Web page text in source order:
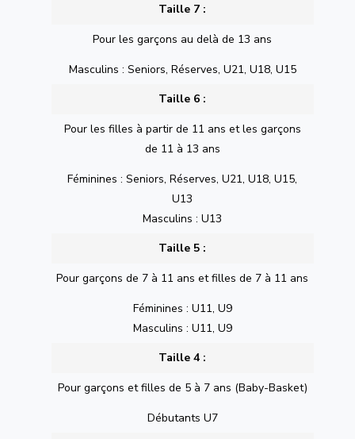
Taille 7 :
Pour les garçons au delà de 13 ans
Masculins : Seniors, Réserves, U21, U18, U15
Taille 6 :
Pour les filles à partir de 11 ans et les garçons
de 11 à 13 ans
Féminines : Seniors, Réserves, U21, U18, U15,
U13
Masculins : U13
Taille 5 :
Pour garçons de 7 à 11 ans et filles de 7 à 11 ans
Féminines : U11, U9
Masculins : U11, U9
Taille 4 :
Pour garçons et filles de 5 à 7 ans (Baby-Basket)
Débutants U7